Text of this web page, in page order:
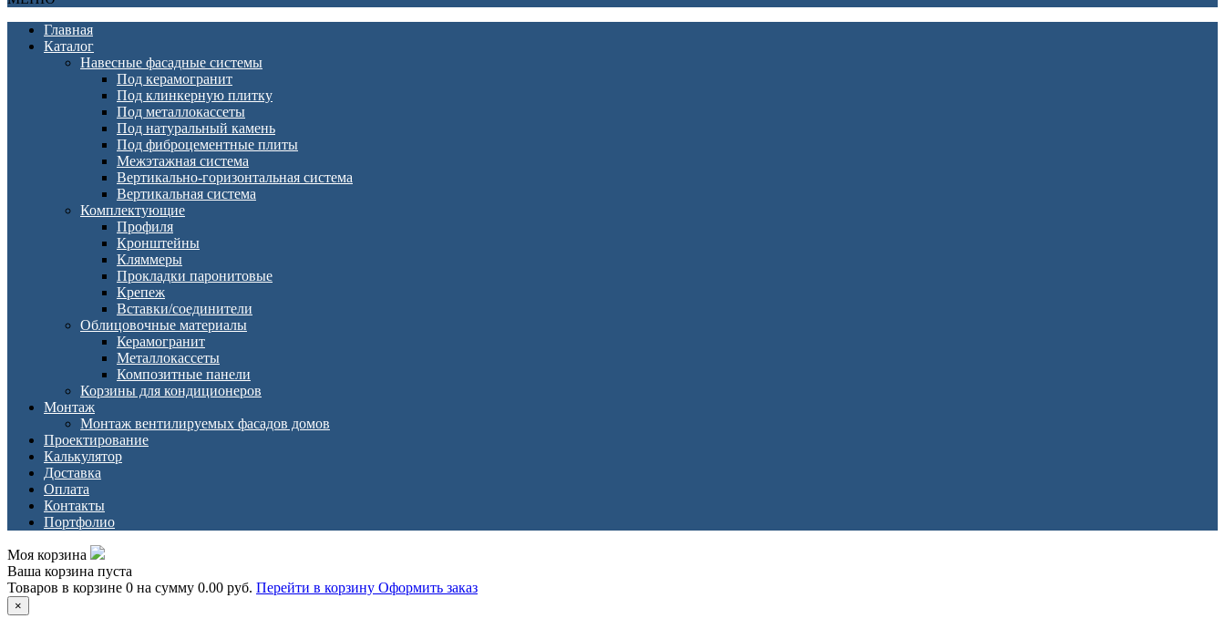
Главная
Каталог
Навесные фасадные системы
Под керамогранит
Под клинкерную плитку
Под металлокассеты
Под натуральный камень
Под фиброцементные плиты
Межэтажная система
Вертикально-горизонтальная система
Вертикальная система
Комплектующие
Профиля
Кронштейны
Кляммеры
Прокладки паронитовые
Крепеж
Вставки/соединители
Облицовочные материалы
Керамогранит
Металлокассеты
Композитные панели
Корзины для кондиционеров
Монтаж
Монтаж вентилируемых фасадов домов
Проектирование
Калькулятор
Доставка
Оплата
Контакты
Портфолио
Моя корзина
Ваша корзина пуста
Товаров в корзине 0 на сумму 0.00 руб. Перейти в корзину Оформить заказ
×